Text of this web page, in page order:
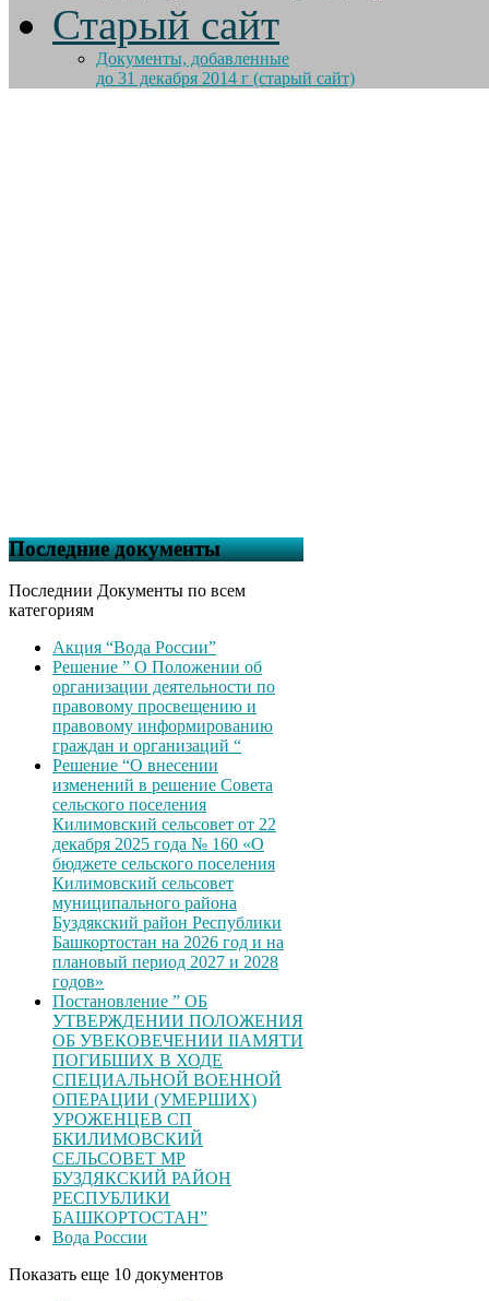
Старый сайт
Документы, добавленные
до 31 декабря 2014 г (старый сайт)
Последние документы
Последнии Документы по всем
категориям
Акция “Вода России”
Решение ” О Положении об
организации деятельности по
правовому просвещению и
правовому информированию
граждан и организаций “
Решение “О внесении
изменений в решение Совета
сельского поселения
Килимовский сельсовет от 22
декабря 2025 года № 160 «О
бюджете сельского поселения
Килимовский сельсовет
муниципального района
Буздякский район Республики
Башкортостан на 2026 год и на
плановый период 2027 и 2028
годов»
Постановление ” ОБ
УТВЕРЖДЕНИИ ПОЛОЖЕНИЯ
ОБ УВЕКОВЕЧЕНИИ ІІАМЯТИ
ПОГИБШИХ В ХОДЕ
СПЕЦИАЛЬНОЙ ВОЕННОЙ
ОПЕРАЦИИ (УМЕРШИХ)
УРОЖЕНЦЕВ CП
БКИЛИМОВСКИЙ
СЕЛЬСОВЕТ МР
БУЗДЯКСКИЙ РАЙОН
РЕСПУБЛИКИ
БАШКОРТОСТАН”
Вода России
Показать еще 10 документов